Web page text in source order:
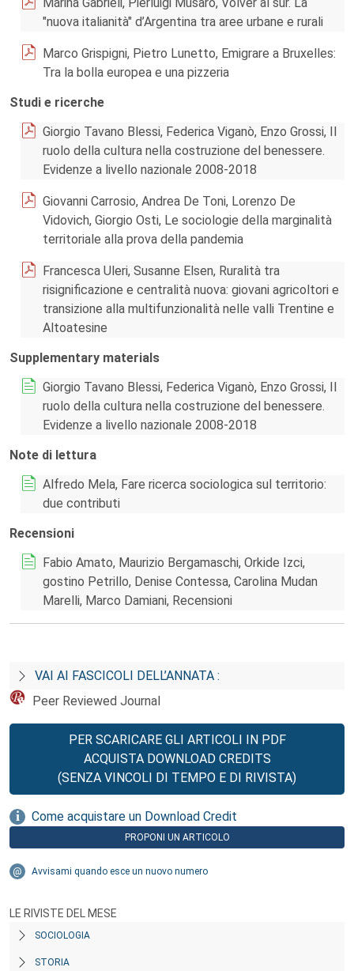
"nuova italianità" d’Argentina tra aree urbane e rurali
Marco Grispigni, Pietro Lunetto, Emigrare a Bruxelles:
Tra la bolla europea e una pizzeria
Studi e ricerche
Giorgio Tavano Blessi, Federica Viganò, Enzo Grossi, Il
ruolo della cultura nella costruzione del benessere.
Evidenze a livello nazionale 2008-2018
Giovanni Carrosio, Andrea De Toni, Lorenzo De
Vidovich, Giorgio Osti, Le sociologie della marginalità
territoriale alla prova della pandemia
Francesca Uleri, Susanne Elsen, Ruralità tra
risignificazione e centralità nuova: giovani agricoltori e
transizione alla multifunzionalità nelle valli Trentine e
Altoatesine
Supplementary materials
Giorgio Tavano Blessi, Federica Viganò, Enzo Grossi, Il
ruolo della cultura nella costruzione del benessere.
Evidenze a livello nazionale 2008-2018
Note di lettura
Alfredo Mela, Fare ricerca sociologica sul territorio:
due contributi
Recensioni
Fabio Amato, Maurizio Bergamaschi, Orkide Izci,
gostino Petrillo, Denise Contessa, Carolina Mudan
Marelli, Marco Damiani, Recensioni
VAI AI FASCICOLI DELL’ANNATA :
Peer Reviewed Journal
PER SCARICARE GLI ARTICOLI IN PDF
ACQUISTA DOWNLOAD CREDITS
(SENZA VINCOLI DI TEMPO E DI RIVISTA)
Come acquistare un Download Credit
PROPONI UN ARTICOLO
Avvisami quando esce un nuovo numero
LE RIVISTE DEL MESE
SOCIOLOGIA
STORIA